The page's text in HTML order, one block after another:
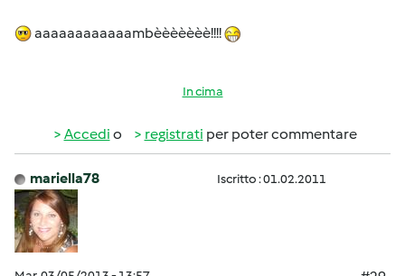
aaaaaaaaaaaambèèèèèèè!!!!
In cima
Accedi o registrati per poter commentare
mariella78 Iscritto : 01.02.2011